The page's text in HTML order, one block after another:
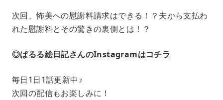
次回、怖美への慰謝料請求はできる！？夫から支払わ
れた慰謝料とその驚きの裏側とは！？
◎ぱるる絵日記さんのInstagramはコチラ
毎日1日1話更新中♪
次回の配信もお楽しみに！